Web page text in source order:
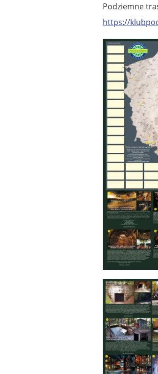
Podziemne
https://